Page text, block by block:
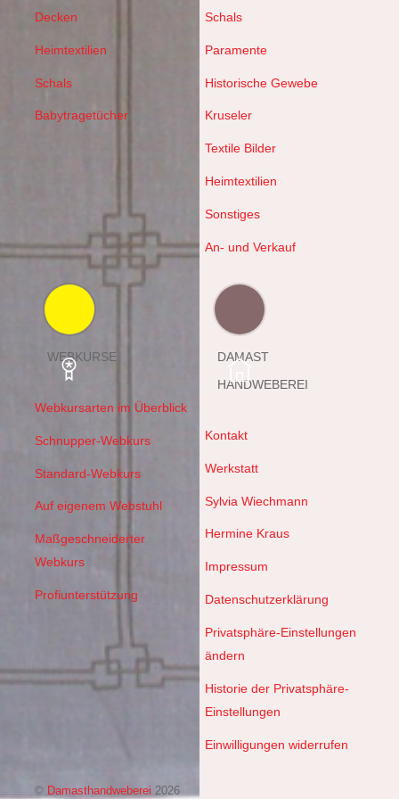
Decken
Heimtextilien
Schals
Babytragetücher
Schals
Paramente
Historische Gewebe
Kruseler
Textile Bilder
Heimtextilien
Sonstiges
An- und Verkauf
WEBKURSE
Webkursarten im Überblick
Schnupper-Webkurs
Standard-Webkurs
Auf eigenem Webstuhl
Maßgeschneiderter
Webkurs
Profiunterstützung
DAMAST
HANDWEBEREI
Kontakt
Werkstatt
Sylvia Wiechmann
Hermine Kraus
Impressum
Datenschutzerklärung
Privatsphäre-Einstellungen
ändern
Historie der Privatsphäre-
Einstellungen
Einwilligungen widerrufen
© Damasthandweberei 2026